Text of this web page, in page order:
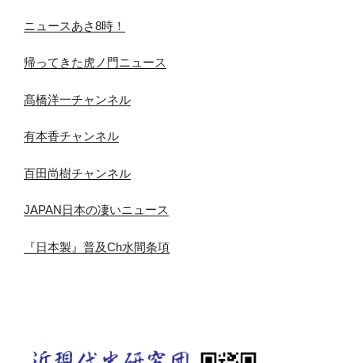
ニュースあさ8時！
帰ってきた虎ノ門ニュース
髙橋洋一チャンネル
有本香チャンネル
百田尚樹チャンネル
JAPAN日本の凄いニュース
『日本製』普及Ch水間条項